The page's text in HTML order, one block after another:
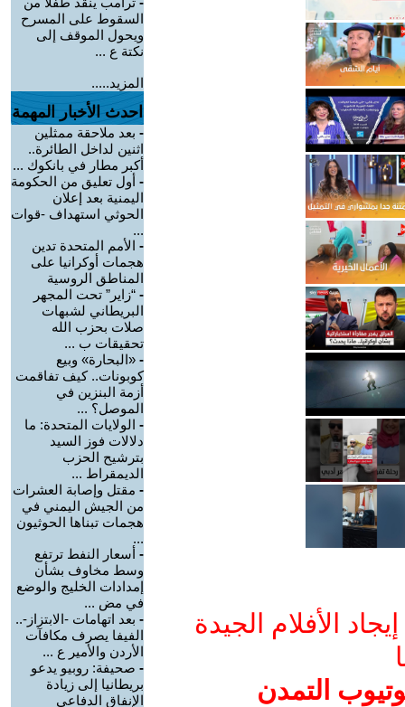
الأفلام الجيدة
التمدن
السقوط على المسرح
ويحول الموقف إلى
نكتة ع ...
المزيد.....
احدث الأخبار المهمة
- بعد ملاحقة ممثلين
اثنين لداخل الطائرة..
أكبر مطار في بانكوك ...
- أول تعليق من الحكومة
اليمنية بعد إعلان
الحوثي استهداف -قوات
...
- الأمم المتحدة تدين
هجمات أوكرانيا على
المناطق الروسية
- “زاير” تحت المجهر
البريطاني لشبهات
صلات بحزب الله
تحقيقات ب ...
- «البحارة» وبيع
كوبونات.. كيف تفاقمت
أزمة البنزين في
الموصل؟ ...
- الولايات المتحدة: ما
دلالات فوز السيد
بترشيح الحزب
الديمقراط ...
- مقتل وإصابة العشرات
من الجيش اليمني في
هجمات تبناها الحوثيون
...
- أسعار النفط ترتفع
وسط مخاوف بشأن
إمدادات الخليج والوضع
في مض ...
- بعد اتهامات -الابتزاز-..
الفيفا يصرف مكافآت
الأردن والأمير ع ...
- صحيفة: روبيو يدعو
بريطانيا إلى زيادة
الإنفاق الدفاعي